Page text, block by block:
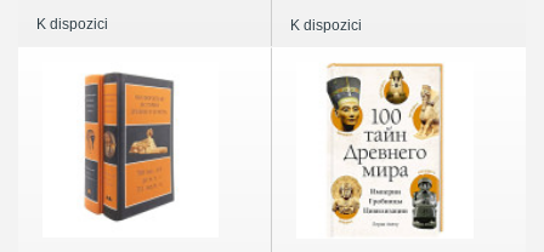
K dispozici K dispozici